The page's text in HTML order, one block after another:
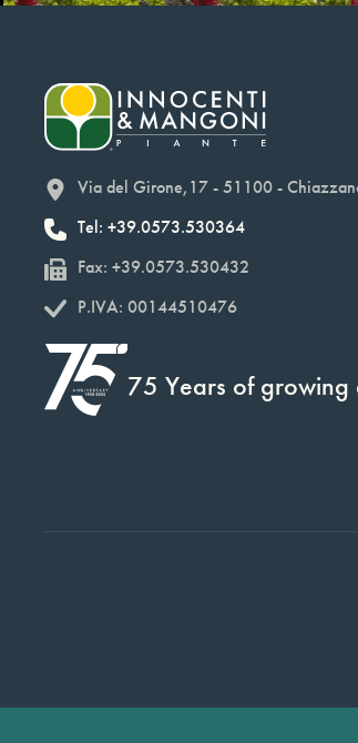
Via del Girone,17 - 51100 -
Tel: +39.0573.530364
Fax: +39.0573.530432
P.IVA: 00144510476
75 Years of growing